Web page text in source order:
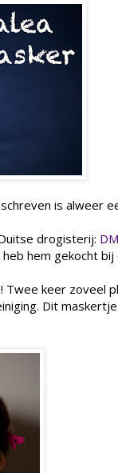
is alweer
drogisterij: DM
hem gekocht
keer zoveel
Dit